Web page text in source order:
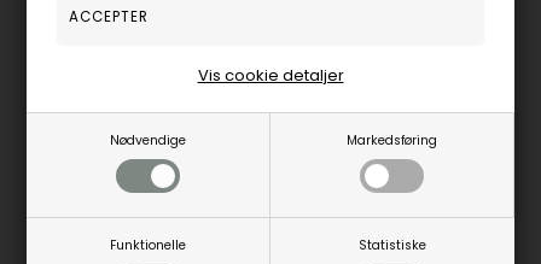
Nødvendige Markedsføring
Funktionelle Statistiske
Vis cookie detaljer
Christina Jewelry &
Christina Jewelry &
Watches